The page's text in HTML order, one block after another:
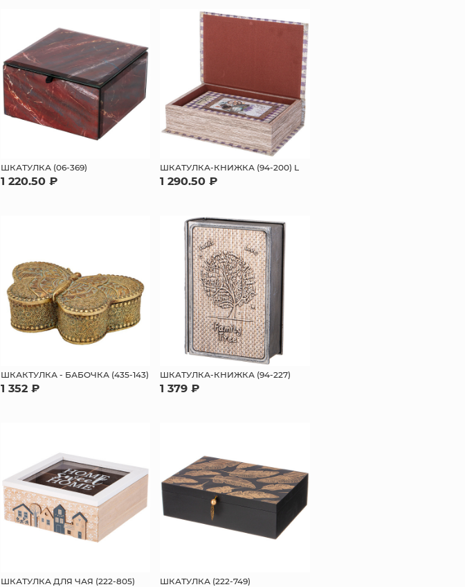
ШКАТУЛКА (06-369)
1 220.50 ₽
ШКАТУЛКА-КНИЖКА (94-200) L
1 290.50 ₽
ШКАКТУЛКА - БАБОЧКА (435-143)
1 352 ₽
ШКАТУЛКА-КНИЖКА (94-227)
1 379 ₽
ШКАТУЛКА ДЛЯ ЧАЯ (222-805) ШКАТУЛКА (222-749)